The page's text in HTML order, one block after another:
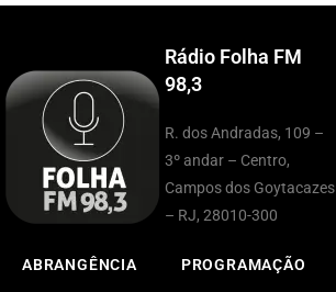
Rádio Folha FM
98,3
R. dos Andradas, 109 –
3º andar – Centro,
Campos dos Goytacazes
– RJ, 28010-300
ABRANGÊNCIA PROGRAMAÇÃO